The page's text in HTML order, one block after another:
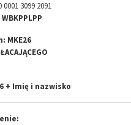
0001 3099 2091
MKE26
+ Imię i nazwisko